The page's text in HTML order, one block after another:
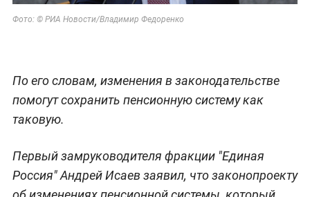
Фото: © РИА Новости/Владимир Федоренко
По его словам, изменения в законодательстве
помогут сохранить пенсионную систему как
таковую.
Первый замруководителя фракции "Единая
Россия" Андрей Исаев заявил, что законопроекту